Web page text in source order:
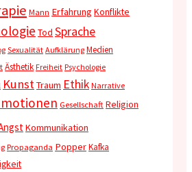
Mann Erfahrung Konflikte
Tod Sprache
Sexualität Aufklärung Medien
Ästhetik Freiheit Psychologie
KunstTraum Ethik Narrative
Gesellschaft Religion
Kommunikation
Propaganda PopperKafka